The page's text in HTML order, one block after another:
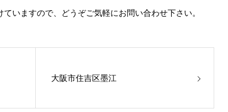
いますので、どうぞご気軽にお問い合わせ下さい。
大阪市住吉区墨江